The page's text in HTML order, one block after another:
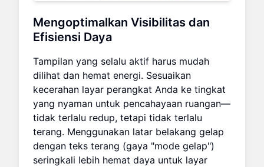
Mengoptimalkan Visibilitas dan
Efisiensi Daya
Tampilan yang selalu aktif harus mudah
dilihat dan hemat energi. Sesuaikan
kecerahan layar perangkat Anda ke tingkat
yang nyaman untuk pencahayaan ruangan—
tidak terlalu redup, tetapi tidak terlalu
terang. Menggunakan latar belakang gelap
dengan teks terang (gaya "mode gelap")
seringkali lebih hemat daya untuk layar